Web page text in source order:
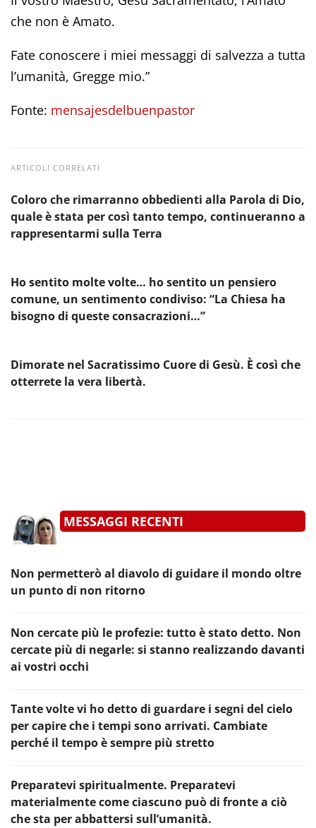
che non è Amato.
Fate conoscere i miei messaggi di salvezza a tutta
l’umanità, Gregge mio.”
Fonte: mensajesdelbuenpastor
ARTICOLI CORRELATI
Coloro che rimarranno obbedienti alla Parola di Dio,
quale è stata per così tanto tempo, continueranno a
rappresentarmi sulla Terra
Ho sentito molte volte… ho sentito un pensiero
comune, un sentimento condiviso: “La Chiesa ha
bisogno di queste consacrazioni…”
Dimorate nel Sacratissimo Cuore di Gesù. È così che
otterrete la vera libertà.
MESSAGGI RECENTI
Non permetterò al diavolo di guidare il mondo oltre
un punto di non ritorno
Non cercate più le profezie: tutto è stato detto. Non
cercate più di negarle: si stanno realizzando davanti
ai vostri occhi
Tante volte vi ho detto di guardare i segni del cielo
per capire che i tempi sono arrivati. Cambiate
perché il tempo è sempre più stretto
Preparatevi spiritualmente. Preparatevi
materialmente come ciascuno può di fronte a ciò
che sta per abbattersi sull’umanità.